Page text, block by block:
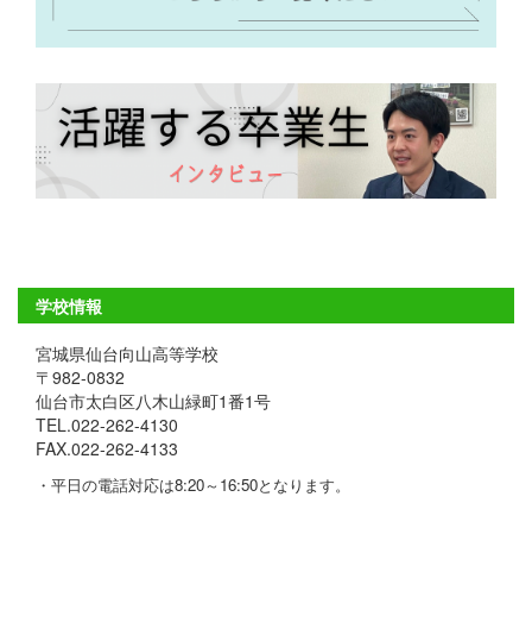
学校情報
宮城県仙台向山高等学校
〒982-0832
仙台市太白区八木山緑町1番1号
TEL.022-262-4130
FAX.022-262-4133
・平日の電話対応は8:20～16:50となります。